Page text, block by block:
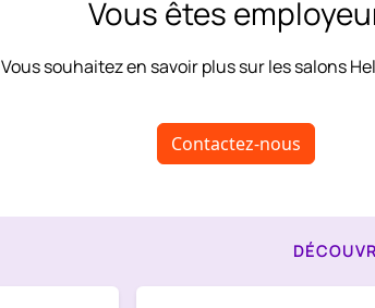
Vous êtes
Vous souhaitez en savoir plus sur les salons
Contactez-nous